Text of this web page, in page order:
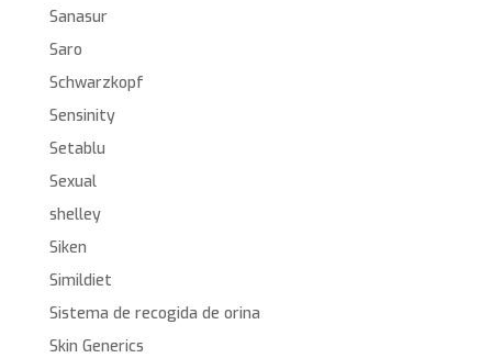
Sanasur
Saro
Schwarzkopf
Sensinity
Setablu
Sexual
shelley
Siken
Simildiet
Sistema de recogida de orina
Skin Generics